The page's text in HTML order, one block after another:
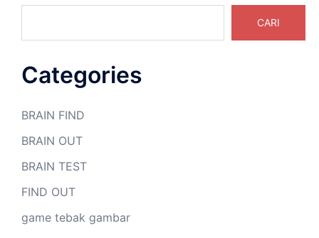
CARI
Categories
BRAIN FIND
BRAIN OUT
BRAIN TEST
FIND OUT
game tebak gambar